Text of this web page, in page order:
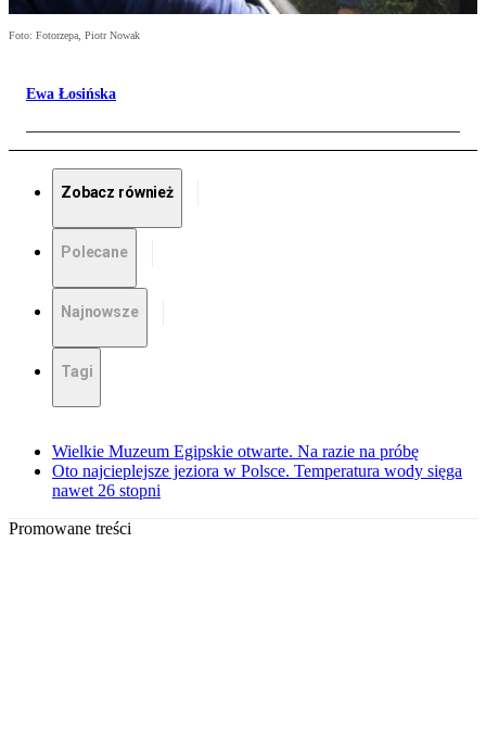
Foto: Fotorzepa, Piotr Nowak
Ewa Łosińska
Zobacz również
Polecane
Najnowsze
Tagi
Wielkie Muzeum Egipskie otwarte. Na razie na próbę
Oto najcieplejsze jeziora w Polsce. Temperatura wody sięga
nawet 26 stopni
Promowane treści